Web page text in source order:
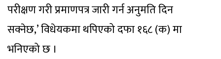
परीक्षण गरी प्रमाणपत्र जारी गर्न अनुमति दिन
सक्नेछ,’ विधेयकमा थपिएको दफा १६८ (क) मा
भनिएको छ ।